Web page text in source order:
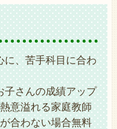
に、苦手科目に合わ
子さんの成績アップ
意溢れる家庭教師
合わない場合無料